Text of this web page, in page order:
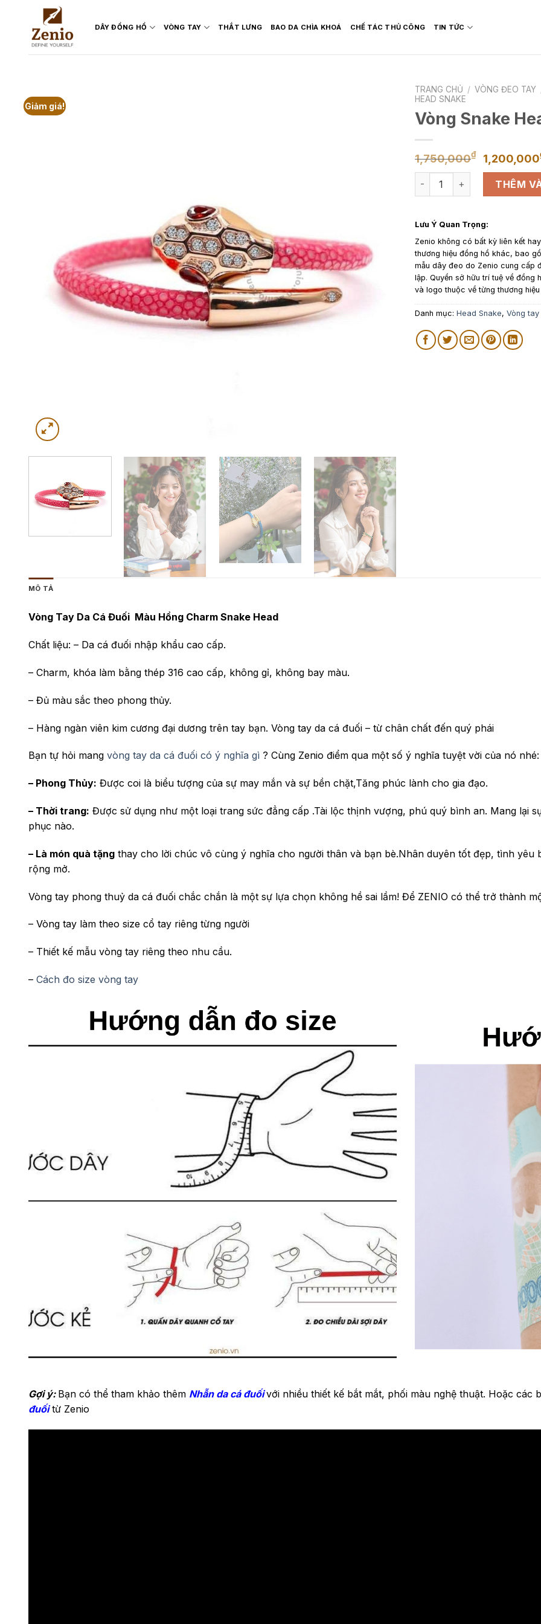
content
DÂY ĐỒNG HỒ VÒNG TAY THẮT LƯNG BAO DA CHÌA KHOÁ CHẾ TÁC THỦ CÔNG TIN TỨC
Giảm giá!
TRANG CHỦ / VÒNG ĐEO TAY
HEAD SNAKE
Vòng Snake
1,750,000₫
Giá
gốc
là:
1,200,000
Vòng Snake Head Màu
THÊM
Lưu Ý Quan Trọng:
Zenio không có bất kỳ liên kết
thương hiệu đồng hồ khác, bao
mẫu dây đeo do Zenio cung cấp
lập. Quyền sở hữu trí tuệ về đồng
và logo thuộc về từng thương
Danh mục: Head Snake, Vòng
MÔ TẢ
Vòng Tay Da Cá Đuối Màu Hồng Charm Snake Head
Chất liệu: – Da cá đuối nhập khẩu cao cấp.
– Charm, khóa làm bằng thép 316 cao cấp, không gỉ, không bay màu.
– Đủ màu sắc theo phong thủy.
– Hàng ngàn viên kim cương đại dương trên tay bạn. Vòng tay da cá đuối – từ chân chất đến quý phái
Bạn tự hỏi mang vòng tay da cá đuối có ý nghĩa gì ? Cùng Zenio điểm qua một số ý nghĩa tuyệt vời của nó nhé:
– Phong Thủy: Được coi là biểu tượng của sự may mắn và sự bền chặt,Tăng phúc lành cho gia đạo.
– Thời trang: Được sử dụng như một loại trang sức đẳng cấp .Tài lộc thịnh vượng, phú quý bình an. Mang lại
phục nào.
– Là món quà tặng thay cho lời chúc vô cùng ý nghĩa cho người thân và bạn bè.Nhân duyên tốt đẹp, tình yêu
rộng mở.
Vòng tay phong thuỷ da cá đuối chắc chắn là một sự lựa chọn không hề sai lầm! Để ZENIO có thể trở thành
– Vòng tay làm theo size cổ tay riêng từng người
– Thiết kế mẫu vòng tay riêng theo nhu cầu.
– Cách đo size vòng tay
Gợi ý: Bạn có thể tham khảo thêm Nhẫn da cá đuốivới nhiều thiết kế bắt mắt, phối màu nghệ thuật. Hoặc các
đuốitừ Zenio